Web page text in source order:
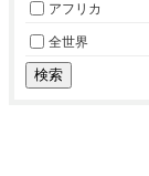
アフリカ
全世界